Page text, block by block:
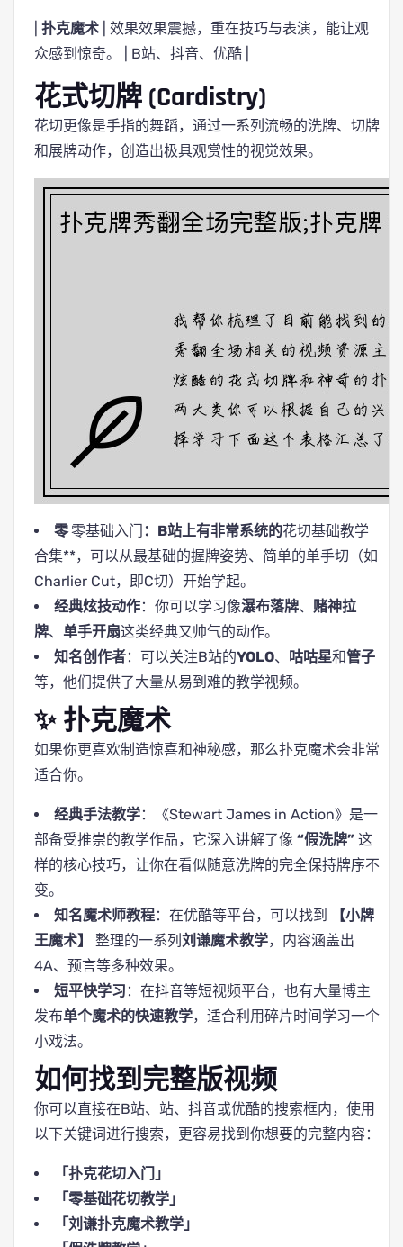
扑克魔术 | 效果效果震撼，重在技巧与表演，能让观
众感到惊奇。 | B站、抖音、优酷 |
花式切牌 (Cardistry)
花切更像是手指的舞蹈，通过一系列流畅的洗牌、切牌
和展牌动作，创造出极具观赏性的视觉效果。
零零基础入门 ：B站上有非常系统的花切基础教学
合集**，可以从最基础的握牌姿势、简单的单手切（如
Charlier Cut，即C切）开始学起。
经典炫技动作：你可以学习像瀑布落牌、 赌神拉
牌、 单手开扇这类经典又帅气的动作。
知名创作者：可以关注B站的YOLO、 咕咕星和管子
等，他们提供了大量从易到难的教学视频。
✨ 扑克魔术
如果你更喜欢制造惊喜和神秘感，那么扑克魔术会非常
适合你。
经典手法教学：《Stewart James in Action》是一
部备受推崇的教学作品，它深入讲解了像 “假洗牌” 这
样的核心技巧，让你在看似随意洗牌的完全保持牌序不
变。
知名魔术师教程：在优酷等平台，可以找到
【小牌
王魔术】
整理的一系列 刘谦魔术教学，内容涵盖出
4A、预言等多种效果。
短平快学习 ：在抖音等短视频平台，也有大量博主
发布单个魔术的快速教学，适合利用碎片时间学习一个
小戏法。
如何找到完整版视频
你可以直接在B站、站、抖音或优酷的搜索框内，使用
以下关键词进行搜索，更容易找到你想要的完整内容：
「扑克花切入门」
「零基础花切教学」
「刘谦扑克魔术教学」